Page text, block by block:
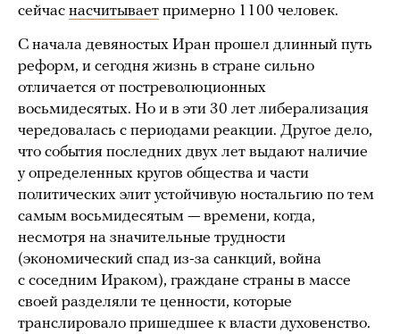
сейчас насчитывает примерно 1100 человек.
C начала девяностых Иран прошел длинный путь
реформ, и сегодня жизнь в стране сильно
отличается от постреволюционных
восьмидесятых. Но и в эти 30 лет либерализация
чередовалась с периодами реакции. Другое дело,
что события последних двух лет выдают наличие
у определенных кругов общества и части
политических элит устойчивую ностальгию по тем
самым восьмидесятым — времени, когда,
несмотря на значительные трудности
(экономический спад из-за санкций, война
с соседним Ираком), граждане страны в массе
своей разделяли те ценности, которые
транслировало пришедшее к власти духовенство.